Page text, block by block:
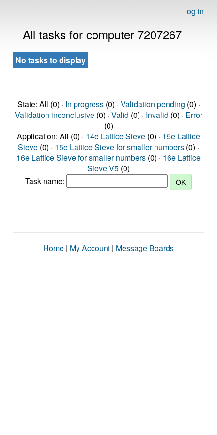
log in
All tasks for computer 7207267
No tasks to display
State: All (0) · In progress(0) · Validation pending (0) ·
Validation inconclusive(0) · Valid (0) · Invalid (0) · Error
(0)
Application: All (0) · 14e Lattice Sieve (0) · 15e Lattice
Sieve (0) · 15e Lattice Sieve for smaller numbers (0) ·
16e Lattice Sieve for smaller numbers (0) · 16e Lattice
Sieve V5 (0)
Task name:
Home | My Account | Message Boards